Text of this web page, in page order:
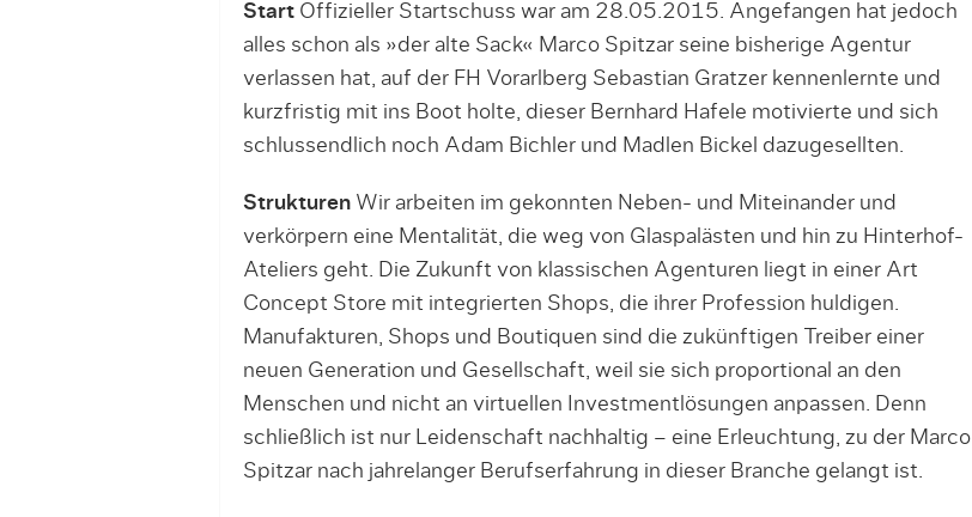
StartOffizieller Startschuss war am 28.05.2015. Angefangen hat jedoch
alles schon als »der alte Sack« Marco Spitzar seine bisherige Agentur
verlassen hat, auf der FH Vorarlberg Sebastian Gratzer kennenlernte und
kurzfristig mit ins Boot holte, dieser Bernhard Hafele motivierte und sich
schlussendlich noch Adam Bichler und Madlen Bickel dazugesellten.
StrukturenWir arbeiten im gekonnten Neben- und Miteinander und
verkörpern eine Mentalität, die weg von Glaspalästen und hin zu Hinterhof-
Ateliers geht. Die Zukunft von klassischen Agenturen liegt in einer Art
Concept Store mit integrierten Shops, die ihrer Profession huldigen.
Manufakturen, Shops und Boutiquen sind die zukünftigen Treiber einer
neuen Generation und Gesellschaft, weil sie sich proportional an den
Menschen und nicht an virtuellen Investmentlösungen anpassen. Denn
schließlich ist nur Leidenschaft nachhaltig – eine Erleuchtung, zu der Marco
Spitzar nach jahrelanger Berufserfahrung in dieser Branche gelangt ist.